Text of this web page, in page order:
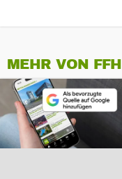
MEHR VON FFH